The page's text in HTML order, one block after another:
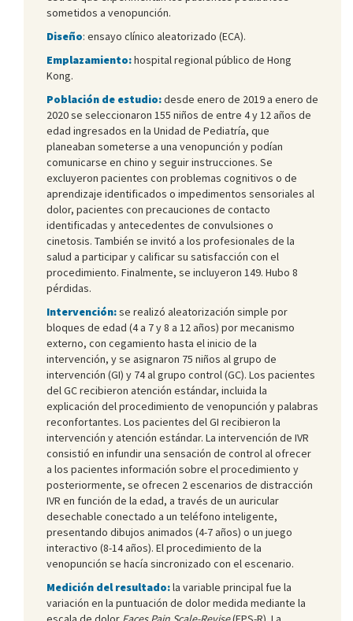
sometidos a venopunción.
Diseño: ensayo clínico aleatorizado (ECA).
Emplazamiento:hospital regional público de Hong
Kong.
Población de estudio:desde enero de 2019 a enero de
2020 se seleccionaron 155 niños de entre 4 y 12 años de
edad ingresados en la Unidad de Pediatría, que
planeaban someterse a una venopunción y podían
comunicarse en chino y seguir instrucciones. Se
excluyeron pacientes con problemas cognitivos o de
aprendizaje identificados o impedimentos sensoriales al
dolor, pacientes con precauciones de contacto
identificadas y antecedentes de convulsiones o
cinetosis. También se invitó a los profesionales de la
salud a participar y calificar su satisfacción con el
procedimiento. Finalmente, se incluyeron 149. Hubo 8
pérdidas.
Intervención:se realizó aleatorización simple por
bloques de edad (4 a 7 y 8 a 12 años) por mecanismo
externo, con cegamiento hasta el inicio de la
intervención, y se asignaron 75 niños al grupo de
intervención (GI) y 74 al grupo control (GC). Los pacientes
del GC recibieron atención estándar, incluida la
explicación del procedimiento de venopunción y palabras
reconfortantes. Los pacientes del GI recibieron la
intervención y atención estándar. La intervención de IVR
consistió en infundir una sensación de control al ofrecer
a los pacientes información sobre el procedimiento y
posteriormente, se ofrecen 2 escenarios de distracción
IVR en función de la edad, a través de un auricular
desechable conectado a un teléfono inteligente,
presentando dibujos animados (4-7 años) o un juego
interactivo (8-14 años). El procedimiento de la
venopunción se hacía sincronizado con el escenario.
Medición del resultado:la variable principal fue la
variación en la puntuación de dolor medida mediante la